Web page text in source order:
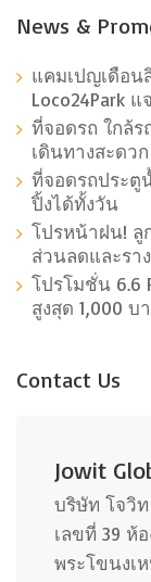
News &
แคมเปญเดือน
Loco24Park
ที่จอดรถ ใกล้ร
เดินทางสะดวก
ที่จอดรถประตู
ปิ้งได้ทั้งวัน
โปรหน้าฝน! ลู
ส่วนลดและรา
โปรโมชั่น 6.6
สูงสุด 1,000 บ
Contact Us
Jowit
บริษัท โจวิ
เลขที่ 39 ห้
พระโขนงเ